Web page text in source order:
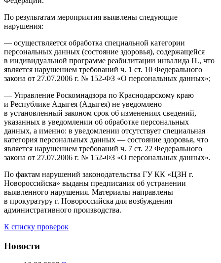
По результатам мероприятия выявлены следующие
нарушения:
— осуществляется обработка специальной категории
персональных данных (состояние здоровья), содержащейся
в индивидуальной программе реабилитации инвалида П., что
является нарушением требований ч. 1 ст. 10 Федерального
закона от 27.07.2006 г. № 152-ФЗ «О персональных данных»;
— Управление Роскомнадзора по Краснодарскому краю
и Республике Адыгея (Адыгея) не уведомлено
в установленный законом срок об изменениях сведений,
указанных в уведомлении об обработке персональных
данных, а именно: в уведомлении отсутствует специальная
категория персональных данных — состояние здоровья, что
является нарушением требований ч. 7 ст. 22 Федерального
закона от 27.07.2006 г. № 152-ФЗ «О персональных данных».
По фактам нарушений законодательства ГУ КК «ЦЗН г.
Новороссийска» выданы предписания об устранении
выявленного нарушения. Материалы направлены
в прокуратуру г. Новороссийска для возбуждения
административного производства.
К списку проверок
Новости